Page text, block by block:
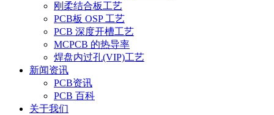
刚柔结合板工艺
PCB板 OSP 工艺
PCB 深度开槽工艺
MCPCB 的热导率
焊盘内过孔(VIP)工艺
新闻资讯
PCB资讯
PCB 百科
关于我们